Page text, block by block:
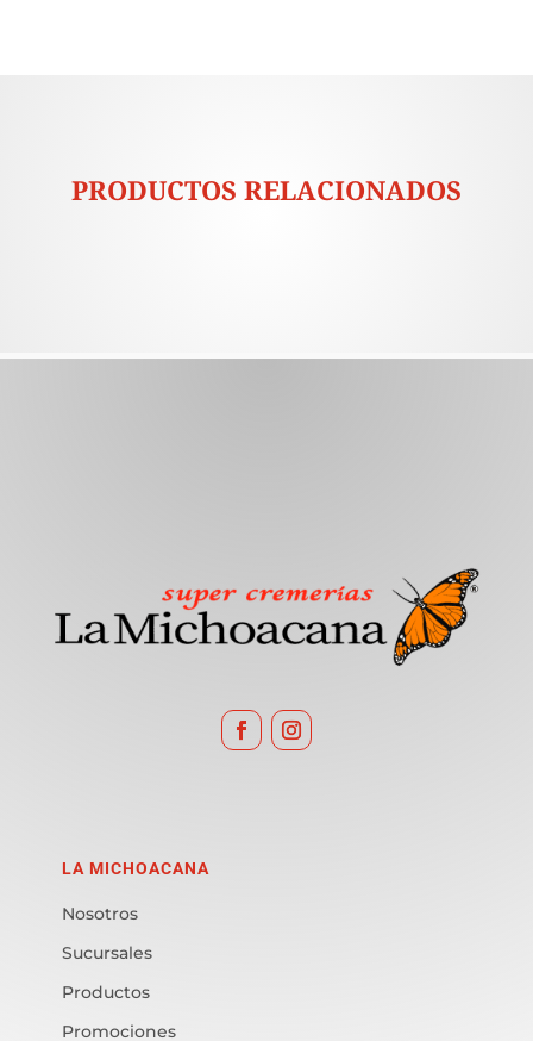
PRODUCTOS RELACIONADOS
LA MICHOACANA
Nosotros
Sucursales
Productos
Promociones